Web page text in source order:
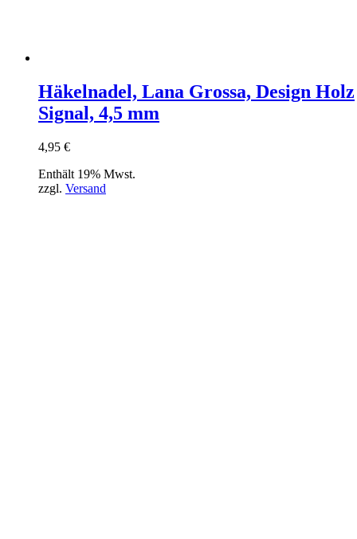
Häkelnadel, Lana Grossa, Design Holz
Signal, 4,5 mm
4,95 €
Enthält 19% Mwst.
zzgl. Versand